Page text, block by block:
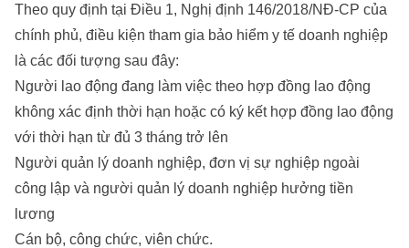
Theo quy định tại Điều 1, Nghị định 146/2018/NĐ-CP của
chính phủ, điều kiện tham gia bảo hiểm y tế doanh nghiệp
là các đối tượng sau đây:
Người lao động đang làm việc theo hợp đồng lao động
không xác định thời hạn hoặc có ký kết hợp đồng lao động
với thời hạn từ đủ 3 tháng trở lên
Người quản lý doanh nghiệp, đơn vị sự nghiệp ngoài
công lập và người quản lý doanh nghiệp hưởng tiền
lương
Cán bộ, công chức, viên chức.